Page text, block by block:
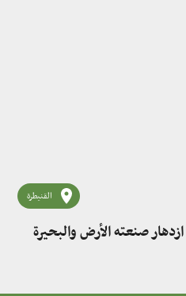
القنيطرة
صنعته الأرض والبحيرة